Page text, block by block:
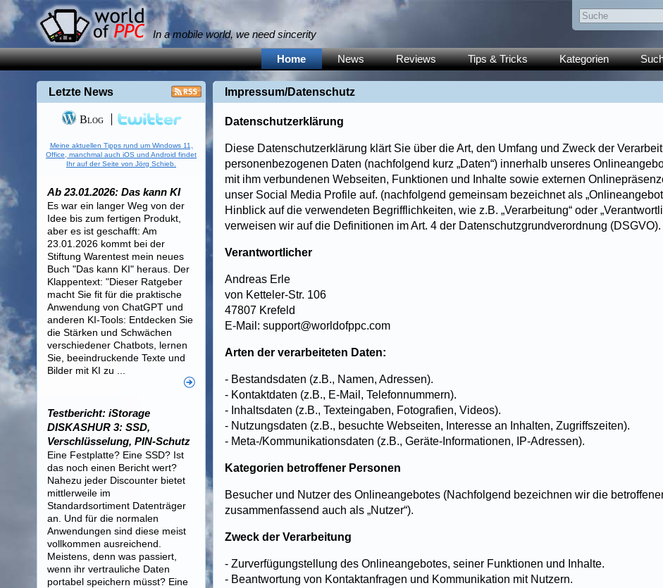
In a mobile world, we need sincerity
Home News Reviews Tips & Tricks Kategorien
Impressum/Datenschutz
Datenschutzerklärung
Diese Datenschutzerklärung klärt Sie über die Art, den Umfang und Zweck der
personenbezogenen Daten (nachfolgend kurz „Daten“) innerhalb unseres
mit ihm verbundenen Webseiten, Funktionen und Inhalte sowie externen
unser Social Media Profile auf. (nachfolgend gemeinsam bezeichnet als
Hinblick auf die verwendeten Begrifflichkeiten, wie z.B. „Verarbeitung“ oder
verweisen wir auf die Definitionen im Art. 4 der Datenschutzgrundverordnung (DSGVO).
Verantwortlicher
Andreas Erle
von Ketteler-Str. 106
47807 Krefeld
E-Mail: support@worldofppc.com
Arten der verarbeiteten Daten:
- Bestandsdaten (z.B., Namen, Adressen).
- Kontaktdaten (z.B., E-Mail, Telefonnummern).
- Inhaltsdaten (z.B., Texteingaben, Fotografien, Videos).
- Nutzungsdaten (z.B., besuchte Webseiten, Interesse an Inhalten, Zugriffszeiten).
- Meta-/Kommunikationsdaten (z.B., Geräte-Informationen, IP-Adressen).
Kategorien betroffener Personen
Besucher und Nutzer des Onlineangebotes (Nachfolgend bezeichnen wir die
zusammenfassend auch als „Nutzer“).
Zweck der Verarbeitung
- Zurverfügungstellung des Onlineangebotes, seiner Funktionen und Inhalte.
- Beantwortung von Kontaktanfragen und Kommunikation mit Nutzern.
Letzte News
Blog
Meine aktuellen Tipps rund um Windows 11,
Office, manchmal auch iOS und Android findet
Ihr auf der Seite von Jörg Schieb.
Ab 23.01.2026: Das kann KI
Es war ein langer Weg von der
Idee bis zum fertigen Produkt,
aber es ist geschafft: Am
23.01.2026 kommt bei der
Stiftung Warentest mein neues
Buch "Das kann KI" heraus. Der
Klappentext: "Dieser Ratgeber
macht Sie fit für die praktische
Anwendung von ChatGPT und
anderen KI-Tools: Entdecken Sie
die Stärken und Schwächen
verschiedener Chatbots, lernen
Sie, beeindruckende Texte und
Bilder mit KI zu ...
Testbericht: iStorage
DISKASHUR 3: SSD,
Verschlüsselung, PIN-Schutz
Eine Festplatte? Eine SSD? Ist
das noch einen Bericht wert?
Nahezu jeder Discounter bietet
mittlerweile im
Standardsortiment Datenträger
an. Und für die normalen
Anwendungen sind diese meist
vollkommen ausreichend.
Meistens, denn was passiert,
wenn ihr vertrauliche Daten
portabel speichern müsst? Eine